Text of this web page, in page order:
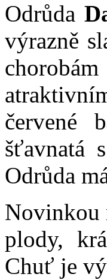
Odrůda
výrazně
červené
šťavnatá
Odrůda
Novinkou
plody,
Chuť je